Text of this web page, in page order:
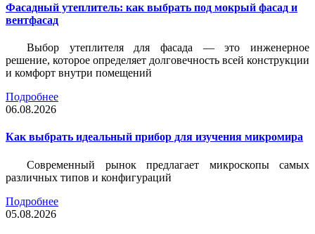
Фасадный утеплитель: как выбрать под мокрый фасад и
вентфасад
Выбор утеплителя для фасада — это инженерное
решение, которое определяет долговечность всей конструкции
и комфорт внутри помещений
Подробнее
06.08.2026
Как выбрать идеальный прибор для изучения микромира
Современный рынок предлагает микроскопы самых
различных типов и конфигураций
Подробнее
05.08.2026